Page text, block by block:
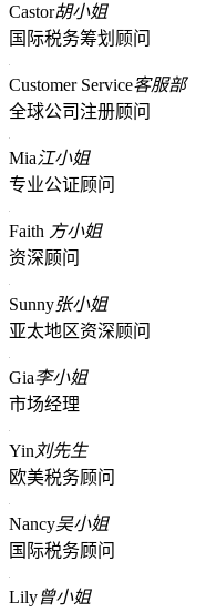
Castor胡小姐
国际税务筹划顾问
Customer Service客服部
全球公司注册顾问
Mia江小姐
专业公证顾问
Faith 方小姐
资深顾问
Sunny张小姐
亚太地区资深顾问
Gia李小姐
市场经理
Yin 刘先生
欧美税务顾问
Nancy吴小姐
国际税务顾问
Lily曾小姐